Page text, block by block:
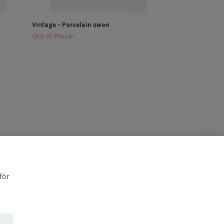
Vintage - Porcelain swan
Out of Stock!